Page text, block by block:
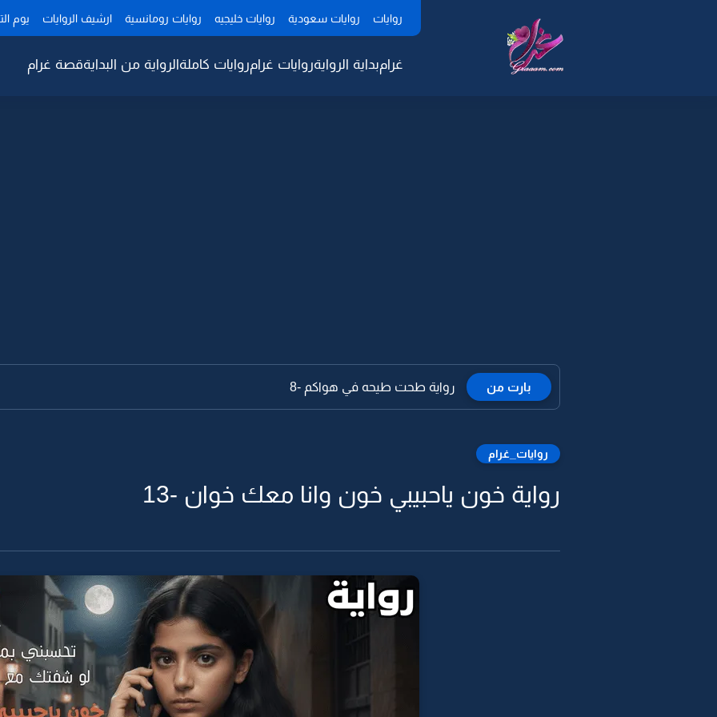
روايات روايات سعودية روايات خليجيه روايات رومانسية ارشيف الروايات يوم
غرامبداية الروايةروايات غرامروايات كاملةالرواية من البدايةقصة غرام
بارت من رواية طحت طيحه في هواكم -8
روايات_غرام
رواية خون ياحبيبي خون وانا معك خوان -13